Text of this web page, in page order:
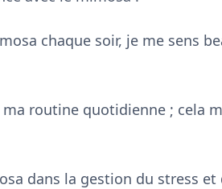
chaque soir, je me sens
routine quotidienne ; cela
dans la gestion du stress et